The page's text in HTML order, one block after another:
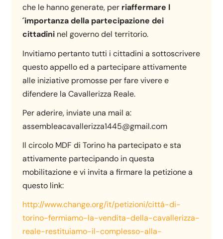
che le hanno generate, per riaffermare l
´importanza della partecipazione dei
cittadini nel governo del territorio.
Invitiamo pertanto tutti i cittadini a sottoscrivere
questo appello ed a partecipare attivamente
alle iniziative promosse per fare vivere e
difendere la Cavallerizza Reale.
Per aderire, inviate una mail a:
assembleacavallerizza1445@gmail.com
Il circolo MDF di Torino ha partecipato e sta
attivamente partecipando in questa
mobilitazione e vi invita a firmare la petizione a
questo link:
http://www.change.org/it/petizioni/cittá-di-
torino-fermiamo-la-vendita-della-cavallerizza-
reale-restituiamo-il-complesso-alla-